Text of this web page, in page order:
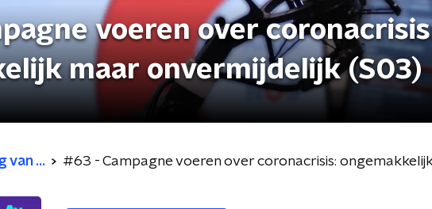
voeren over
maar onvermijdelijk (S03)
van ... #63 - Campagne voeren over coronacrisis: